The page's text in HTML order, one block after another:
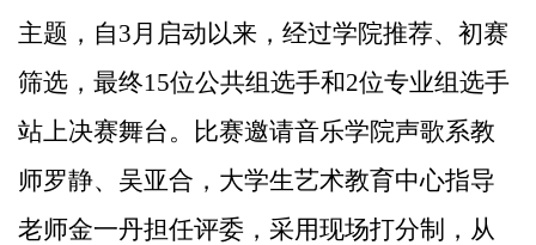
主题 ， 自3 月启动以来，经过学院推荐、初赛
筛选，最终15位公共组选手和2位专业组选手
站上决赛舞台。比赛邀请音乐学院声歌系教
师罗静、吴亚合，大学生艺术教育中心指导
老师金一丹担任评委 ， 采用现场打分制，从